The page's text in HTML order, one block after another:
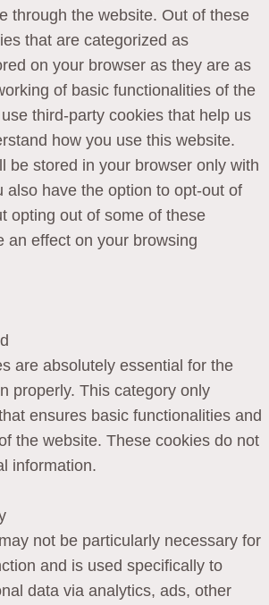
through the website. Out of these
that are categorized as
on your browser as they are as
of basic functionalities of the
third-party cookies that help us
how you use this website.
be stored in your browser only with
also have the option to opt-out of
opting out of some of these
an effect on your browsing
are absolutely essential for the
properly. This category only
ensures basic functionalities and
the website. These cookies do not
information.
not be particularly necessary for
and is used specifically to
data via analytics, ads, other